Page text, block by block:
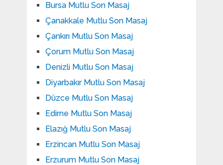
Bursa Mutlu Son Masaj
Çanakkale Mutlu Son Masaj
Çankırı Mutlu Son Masaj
Çorum Mutlu Son Masaj
Denizli Mutlu Son Masaj
Diyarbakır Mutlu Son Masaj
Düzce Mutlu Son Masaj
Edirne Mutlu Son Masaj
Elazığ Mutlu Son Masaj
Erzincan Mutlu Son Masaj
Erzurum Mutlu Son Masaj